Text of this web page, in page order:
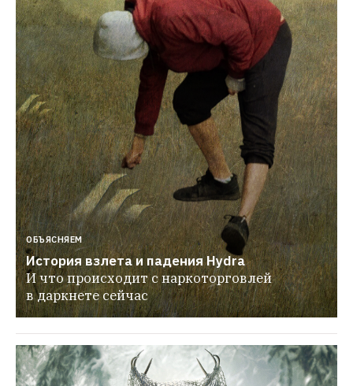
ОБЪЯСНЯЕМ
История взлета и падения Hydra
И что происходит с наркоторговлей
в даркнете сейчас